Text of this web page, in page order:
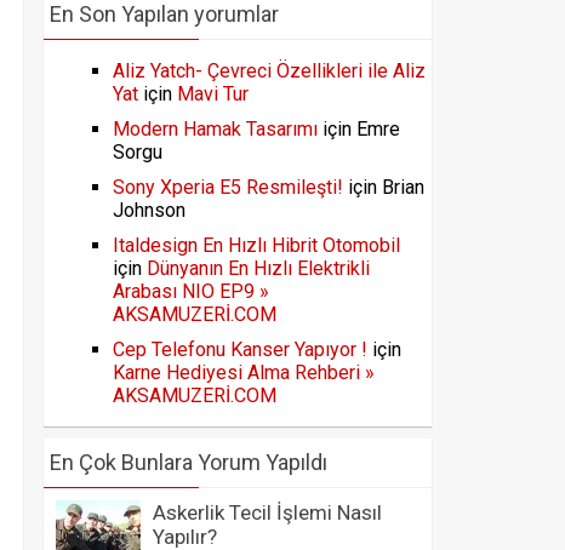
En Son Yapılan yorumlar
Aliz Yatch- Çevreci Özellikleri ile Aliz
Yat için Mavi Tur
Modern Hamak Tasarımı için Emre
Sorgu
Sony Xperia E5 Resmileşti! için Brian
Johnson
Italdesign En Hızlı Hibrit Otomobil
için Dünyanın En Hızlı Elektrikli
Arabası NIO EP9 »
AKSAMUZERİ.COM
Cep Telefonu Kanser Yapıyor ! için
Karne Hediyesi Alma Rehberi »
AKSAMUZERİ.COM
En Çok Bunlara Yorum Yapıldı
Askerlik Tecil İşlemi Nasıl
Yapılır?